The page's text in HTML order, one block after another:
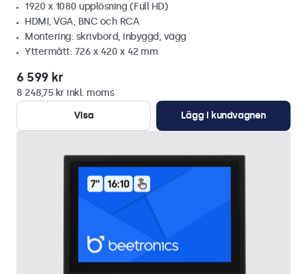
1920 x 1080 upplösning (Full HD)
HDMI, VGA, BNC och RCA
Montering: skrivbord, inbyggd, vägg
Yttermått: 726 x 420 x 42 mm
6 599 kr
8 248,75 kr inkl. moms
Visa
Lägg i kundvagnen